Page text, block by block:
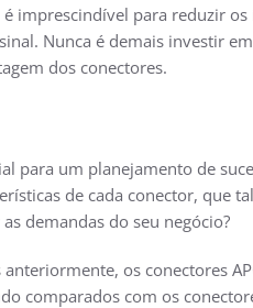
imprescindível para reduzir os
Nunca é demais investir
dos conectores.
para um planejamento de
de cada conector, que
demandas do seu negócio?
anteriormente, os conectores
comparados com os